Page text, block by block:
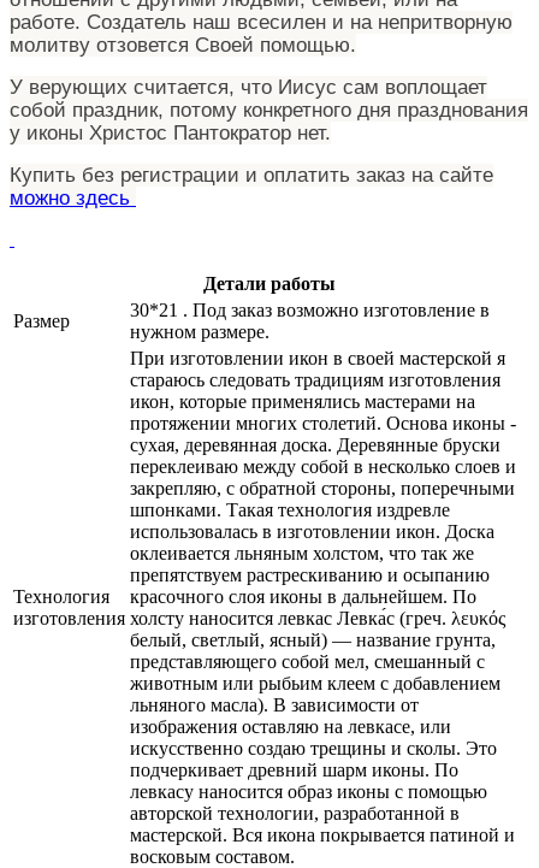
работе. Создатель наш всесилен и на непритворную
молитву отзовется Своей помощью.
У верующих считается, что Иисус сам воплощает
собой праздник, потому конкретного дня празднования
у иконы Христос Пантократор нет.
Купить без регистрации и оплатить заказ на сайте
можно здесь
Детали работы
Размер
30*21 . Под заказ возможно изготовление в
нужном размере.
Технология
изготовления
При изготовлении икон в своей мастерской я
стараюсь следовать традициям изготовления
икон, которые применялись мастерами на
протяжении многих столетий. Основа иконы -
сухая, деревянная доска. Деревянные бруски
переклеиваю между собой в несколько слоев и
закрепляю, с обратной стороны, поперечными
шпонками. Такая технология издревле
использовалась в изготовлении икон. Доска
оклеивается льняным холстом, что так же
препятствуем растрескиванию и осыпанию
красочного слоя иконы в дальнейшем. По
холсту наносится левкас Левка́с (греч. λευκός
белый, светлый, ясный) — название грунта,
представляющего собой мел, смешанный с
животным или рыбьим клеем с добавлением
льняного масла). В зависимости от
изображения оставляю на левкасе, или
искусственно создаю трещины и сколы. Это
подчеркивает древний шарм иконы. По
левкасу наносится образ иконы с помощью
авторской технологии, разработанной в
мастерской. Вся икона покрывается патиной и
восковым составом.